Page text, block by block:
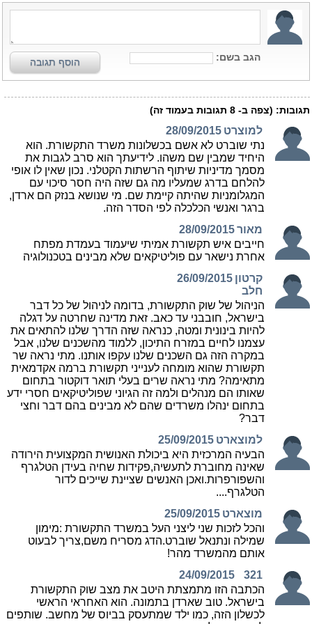
הגב בשם: הוסף תגובה
תגובות: (צפה ב- 8 תגובות בעמוד זה)
למוצרט 28/09/2015
נתי שוברט לא אשם בכשלונות משרד התקשורת. הוא
היחיד שמבין שם משהו. לידיעתך הוא סרב לגבות את
מסמך מדיניות שיתוף הרשתות הקטלני. נכון שאין לו אופי
להלחם בדרג שמעליו מה גם שזה היה חסר סיכוי עם
המגלומניות שהיתה קיימת שם. מי שנושא בנזק הם ארדן,
ברגר ואנשי הכלכלה לפי הסדר הזה.
מאור28/09/2015
חייבים איש תקשורת אמיתי שיעמוד בעמדת מפתח
אחרת נישאר עם פוליטיקאים שלא מבינים בטכנולוגיה
קרטון
חלב
26/09/2015
הניהול של שוק התקשורת, בדומה לניהול של כל דבר
בישראל, חובבני עד כאב. זאת מדינה שחרטה על דגלה
להיות בינונית ומטה, כנראה שזה הדרך שלנו להתאים את
עצמנו לחיים במזרח התיכון, ללמוד מהשכנים שלנו, אבל
במקרה הזה גם השכנים שלנו עקפו אותנו. מתי נראה שר
תקשורת שהוא מומחה לענייני תקשורת ברמה אקדמאית
מתאימה? מתי נראה שרים בעלי תואר דוקטור בתחום
שאותו הם מנהלים ולמה זה הגיוני שפוליטיקאים חסרי ידע
בתחום ינהלו משרדים שהם לא מבינים בהם דבר וחצי
דבר?
למוצארט 25/09/2015
הבעיה המרכזית היא ביכולת האנושית המקצועית הירודה
שאינה מחוברת לתעשיה,פקידות שחיה בעידן הטלגרף
והשפורפרות.ואכן האנשים שציינת שייכים לדור
הטלגרף....
מוצארט 25/09/2015
והכל לזכות שני ליצני העל במשרד התקשורת :מימון
שמילה ונתנאל שוברט.הדג מסריח משם,צריך לבעוט
אותם מהמשרד מהר!
321
24/09/2015
הכתבה הזו מתמצתת היטב את מצב שוק התקשורת
בישראל. טוב שארדן בתמונה. הוא האחראי הראשי
לכשלון הזה, כמו ילד שמתעסק בביוס של מחשב. שותפים